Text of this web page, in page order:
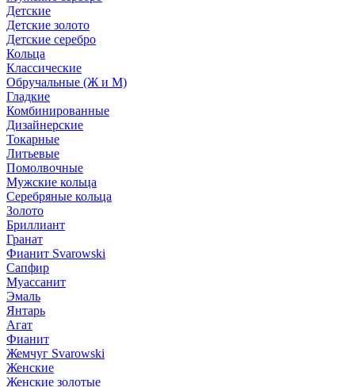
Детские
Детские золото
Детские серебро
Кольца
Классические
Обручальные (Ж и М)
Гладкие
Комбинированные
Дизайнерские
Токарные
Литьевые
Помолвочные
Мужские кольца
Серебряные кольца
Золото
Бриллиант
Гранат
Фианит Svarowski
Сапфир
Муассанит
Эмаль
Янтарь
Агат
Фианит
Жемчуг Svarowski
Женские
Женские золотые